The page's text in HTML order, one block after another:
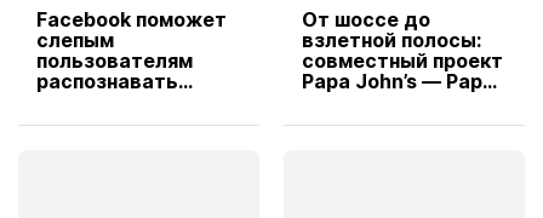
Facebook поможет
слепым
пользователям
распознавать
От шоссе до
взлетной полосы:
совместный проект
Papa John’s — Papa
вводит